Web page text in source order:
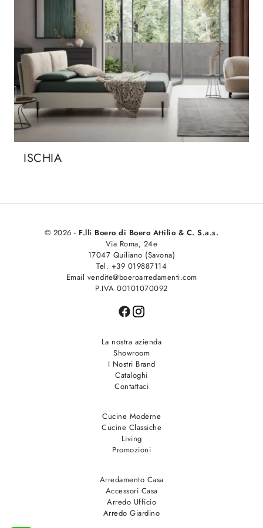
ISCHIA
© 2026 - F.lli Boero di Boero Attilio & C. S.a.s.
Via Roma, 24e
17047 Quiliano (Savona)
Tel. +39 019887114
Email vendite@boeroarredamenti.com
P.IVA 00101070092
La nostra azienda
Showroom
I Nostri Brand
Cataloghi
Contattaci
Cucine Moderne
Cucine Classiche
Living
Promozioni
Arredamento Casa
Accessori Casa
Arredo Ufficio
Arredo Giardino